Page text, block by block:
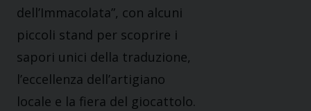
dell’Immacolata”, con alcuni
piccoli stand per scoprire i
sapori unici della traduzione,
l’eccellenza dell’artigiano
locale e la fiera del giocattolo.